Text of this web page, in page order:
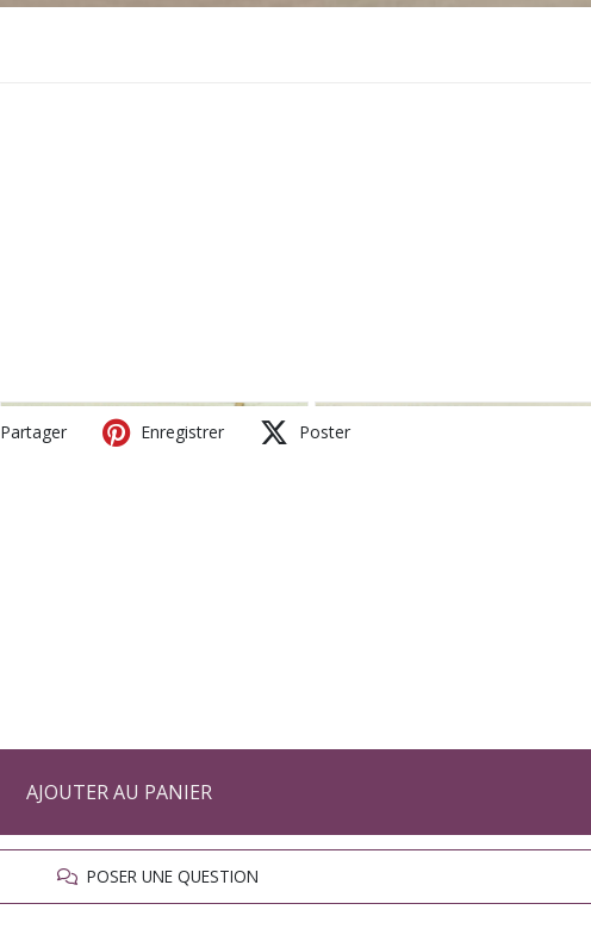
Partager Enregistrer Poster
AJOUTER AU PANIER
POSER UNE QUESTION